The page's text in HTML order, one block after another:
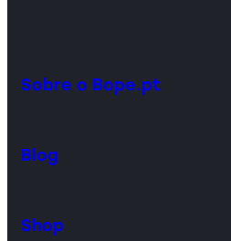
Sobre o Bope.pt
Blog
Shop